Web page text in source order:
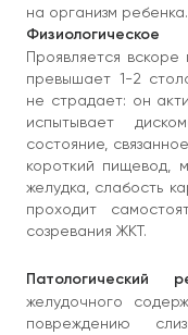
на организм ребенка.
Проявляется
превышает 1-2
не страдает: он
испытывает
состояние,
короткий пищевод,
желудка, слабость
проходит
созревания ЖКТ.
Патологический
желудочного
повреждению